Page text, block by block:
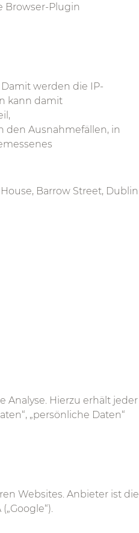
Browser-Plugin
werden die IP-
kann damit
den Ausnahmefällen, in
Barrow Street, Dublin
Analyse. Hierzu erhält jeder
„persönliche Daten“
Websites. Anbieter ist die